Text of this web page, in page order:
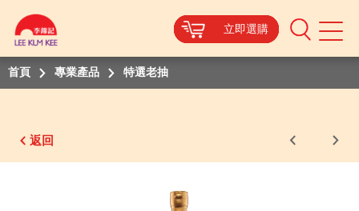
立即選購
Mobile
立即選購
立即選購
立即選購
立即選購
首頁 專業產品 特選老抽
返回